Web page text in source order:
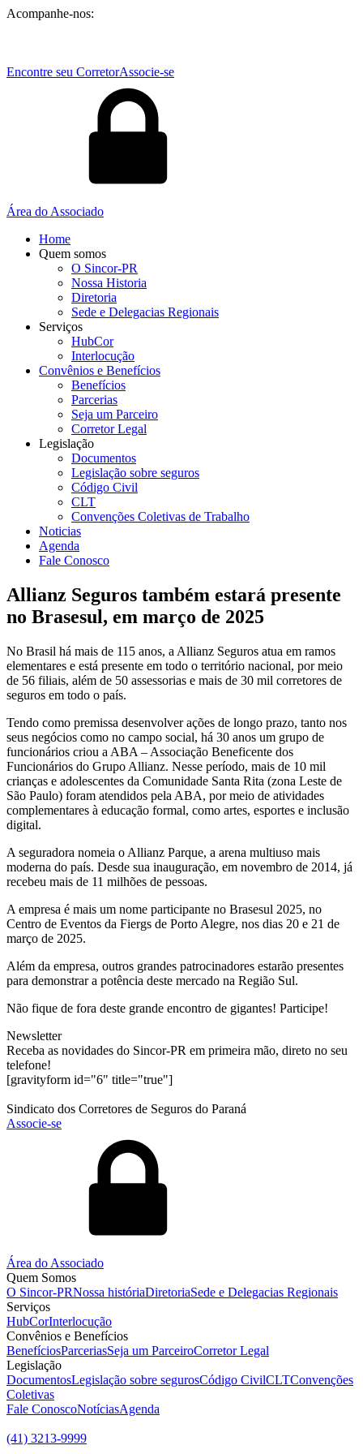
Acompanhe-nos:
Encontre seu CorretorAssocie-se
Área do Associado
Home
Quem somos
O Sincor-PR
Nossa Historia
Diretoria
Sede e Delegacias Regionais
Serviços
HubCor
Interlocução
Convênios e Benefícios
Benefícios
Parcerias
Seja um Parceiro
Corretor Legal
Legislação
Documentos
Legislação sobre seguros
Código Civil
CLT
Convenções Coletivas de Trabalho
Noticias
Agenda
Fale Conosco
Allianz Seguros também estará presente
no Brasesul, em março de 2025
No Brasil há mais de 115 anos, a Allianz Seguros atua em ramos
elementares e está presente em todo o território nacional, por meio
de 56 filiais, além de 50 assessorias e mais de 30 mil corretores de
seguros em todo o país.
Tendo como premissa desenvolver ações de longo prazo, tanto nos
seus negócios como no campo social, há 30 anos um grupo de
funcionários criou a ABA – Associação Beneficente dos
Funcionários do Grupo Allianz. Nesse período, mais de 10 mil
crianças e adolescentes da Comunidade Santa Rita (zona Leste de
São Paulo) foram atendidos pela ABA, por meio de atividades
complementares à educação formal, como artes, esportes e inclusão
digital.
A seguradora nomeia o Allianz Parque, a arena multiuso mais
moderna do país. Desde sua inauguração, em novembro de 2014, já
recebeu mais de 11 milhões de pessoas.
A empresa é mais um nome participante no Brasesul 2025, no
Centro de Eventos da Fiergs de Porto Alegre, nos dias 20 e 21 de
março de 2025.
Além da empresa, outros grandes patrocinadores estarão presentes
para demonstrar a potência deste mercado na Região Sul.
Não fique de fora deste grande encontro de gigantes! Participe!
Newsletter
Receba as novidades do Sincor-PR em primeira mão, direto no seu
telefone!
[gravityform id="6" title="true"]
Sindicato dos Corretores de Seguros do Paraná
Associe-se
Área do Associado
Quem Somos
O Sincor-PRNossa históriaDiretoriaSede e Delegacias Regionais
Serviços
HubCorInterlocução
Convênios e Benefícios
BenefíciosParceriasSeja um ParceiroCorretor Legal
Legislação
DocumentosLegislação sobre segurosCódigo CivilCLTConvenções
Coletivas
Fale ConoscoNotíciasAgenda
(41) 3213-9999